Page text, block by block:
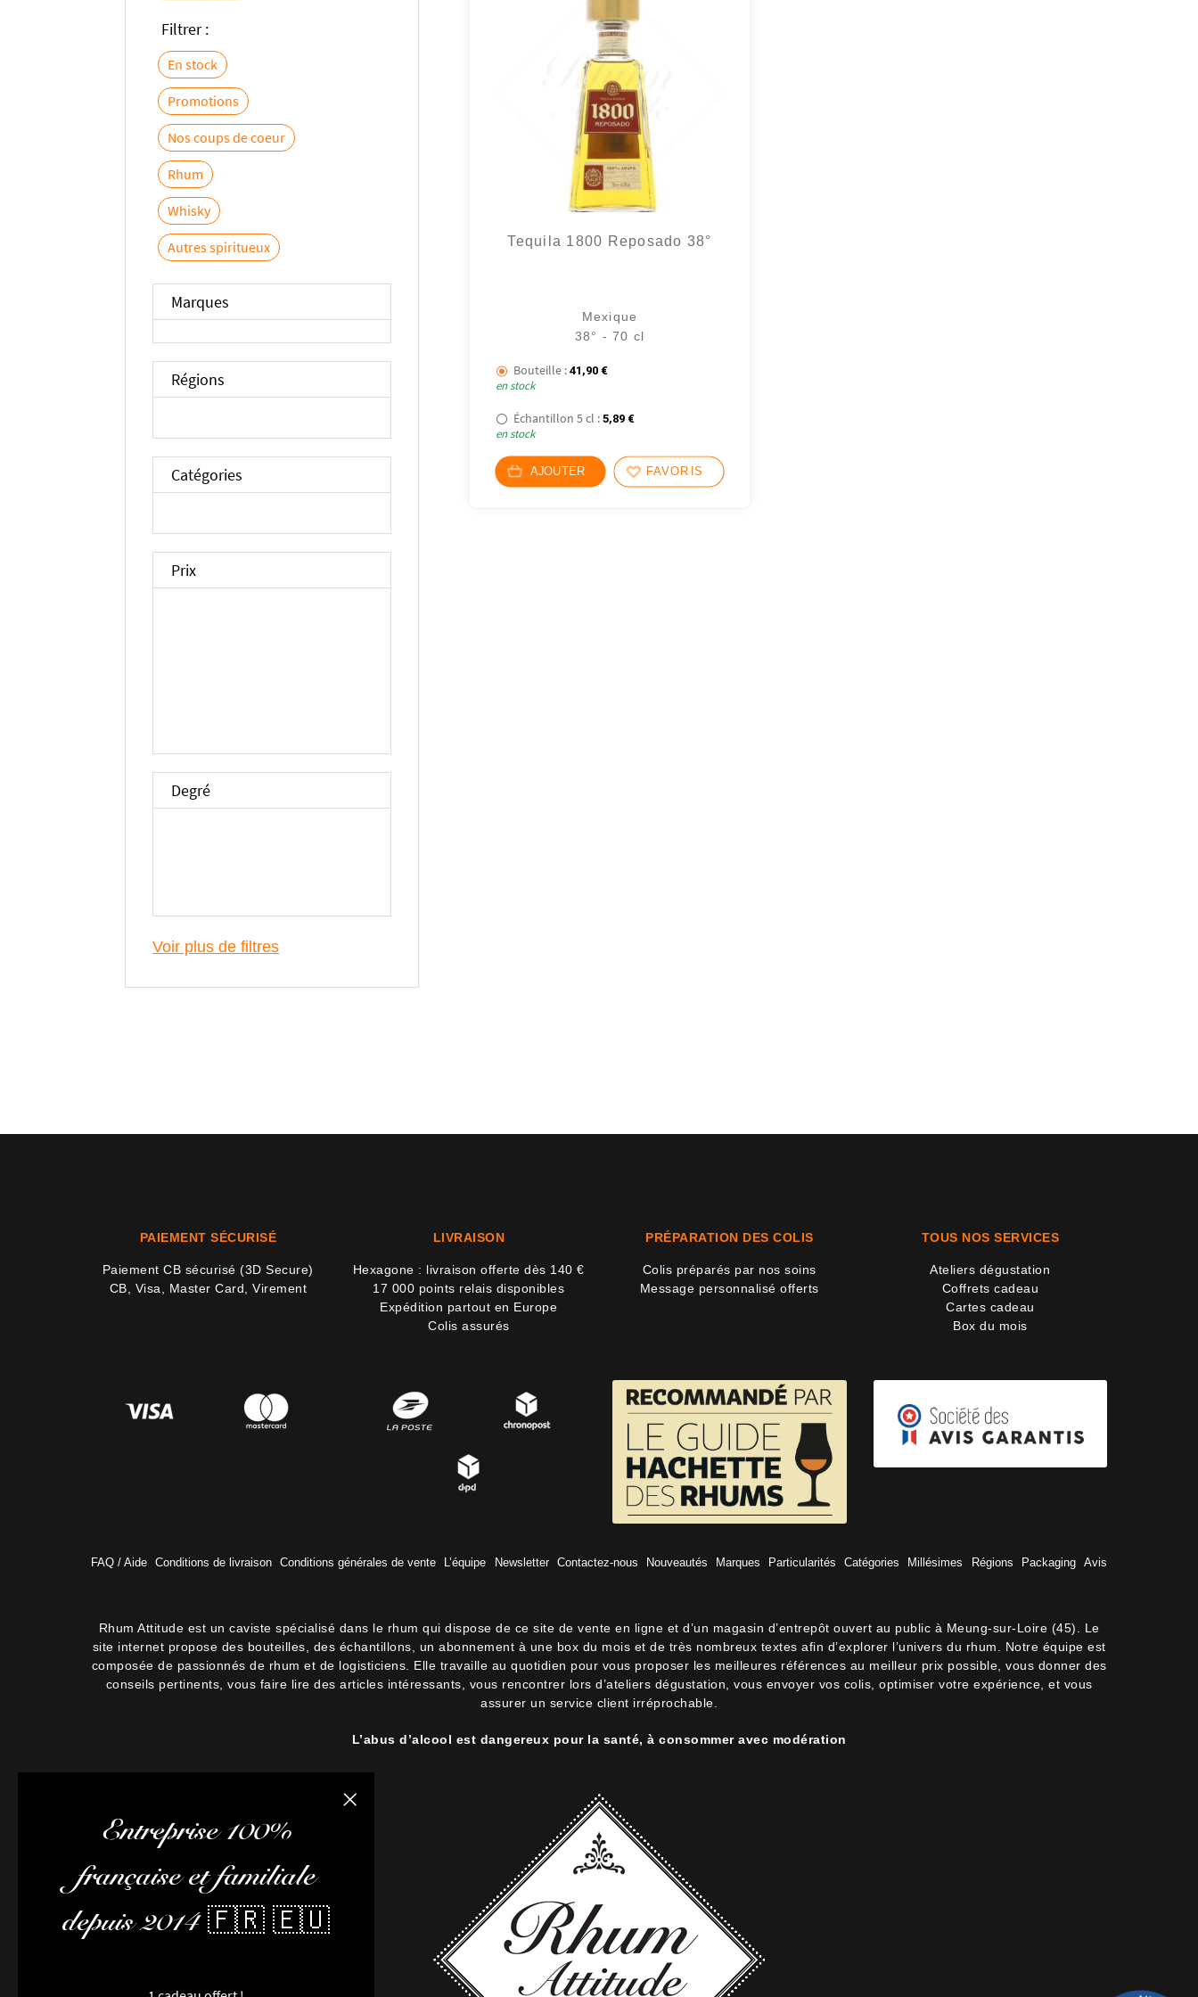
Filtrer :
En stock
Promotions
Nos coups de coeur
Rhum
Whisky
Autres spiritueux
Marques
Régions
Catégories
Prix
Degré
Voir plus de filtres
Tequila 1800 Reposado 38°
Mexique
38° - 70 cl
Bouteille : 41,90 €
en stock
Échantillon 5 cl : 5,89 €
en stock
AJOUTER FAVORIS
Fermer la boite
Entreprise 100%
française et familiale
depuis 2014 🇫🇷 🇪🇺
PAIEMENT SÉCURISÉ
Paiement CB sécurisé (3D Secure)
CB, Visa, Master Card, Virement
LIVRAISON
Hexagone : livraison offerte dès 140 €
17 000 points relais disponibles
Expédition partout en Europe
Colis assurés
PRÉPARATION DES COLIS
Colis préparés par nos soins
Message personnalisé offerts
TOUS NOS SERVICES
Ateliers dégustation
Coffrets cadeau
Cartes cadeau
Box du mois
FAQ / Aide Conditions de livraison Conditions générales de vente L’équipe Newsletter Contactez-nous Nouveautés Marques Particularités Catégories Millésimes Régions Packaging Avis
Rhum Attitude est un caviste spécialisé dans le rhum qui dispose de ce site de vente en ligne et d’un magasin d’entrepôt ouvert au public à Meung-sur-Loire (45). Le
site internet propose des bouteilles, des échantillons, un abonnement à une box du mois et de très nombreux textes afin d’explorer l’univers du rhum. Notre équipe est
composée de passionnés de rhum et de logisticiens. Elle travaille au quotidien pour vous proposer les meilleures références au meilleur prix possible, vous donner des
conseils pertinents, vous faire lire des articles intéressants, vous rencontrer lors d’ateliers dégustation, vous envoyer vos colis, optimiser votre expérience, et vous
assurer un service client irréprochable.
L’abus d’alcool est dangereux pour la santé, à consommer avec modération